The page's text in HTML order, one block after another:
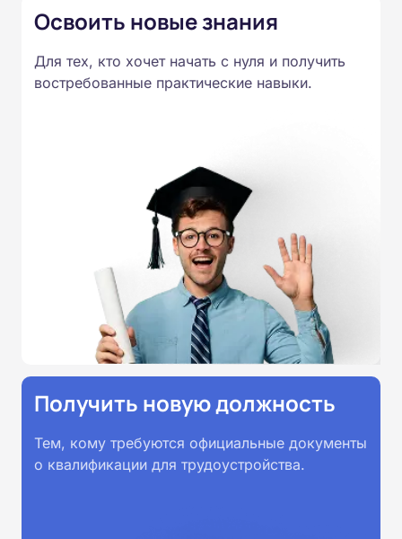
Освоить новые знания
Для тех, кто хочет начать с нуля и получить
востребованные практические навыки.
Получить новую должность
Тем, кому требуются официальные документы
о квалификации для трудоустройства.